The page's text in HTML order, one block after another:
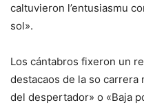
caltuvieron l’entusiasmu
sol».
Los cántabros fixeron un
destacaos de la so carrera
del despertador» o «Baja